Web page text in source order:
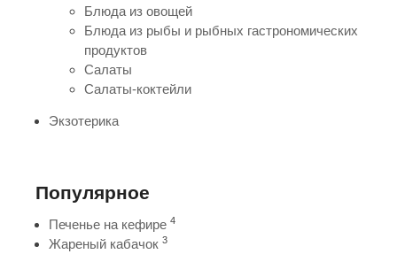
Блюда из овощей
Блюда из рыбы и рыбных гастрономических
продуктов
Салаты
Салаты-коктейли
Экзотерика
Популярное
Печенье на кефире 4
Жареный кабачок 3